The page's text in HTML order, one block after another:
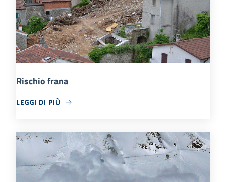
Rischio frana
LEGGI DI PIÙ